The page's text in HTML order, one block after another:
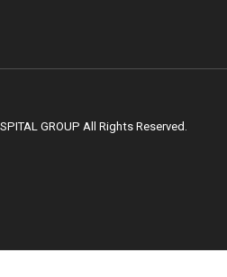
GROUP All Rights Reserved.